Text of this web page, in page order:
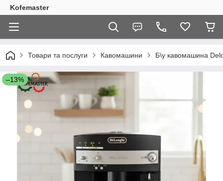
Kofemaster
Товари та послуги Кавомашини Б\у кавомашина
–13%